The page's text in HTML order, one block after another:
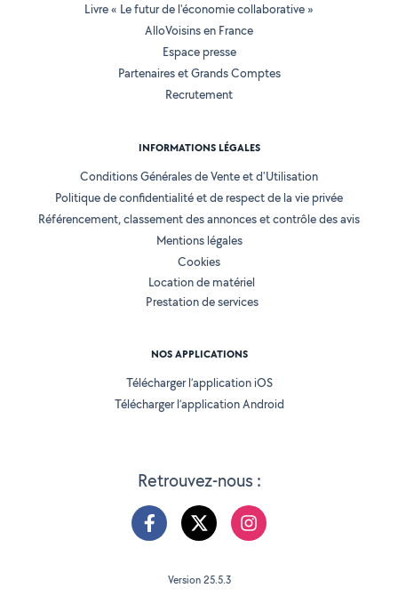
Retrouvez-nous :
Livre « Le futur de l'économie collaborative »
AlloVoisins en France
Espace presse
Partenaires et Grands Comptes
Recrutement
INFORMATIONS LÉGALES
Conditions Générales de Vente et d'Utilisation
Politique de confidentialité et de respect de la vie privée
Référencement, classement des annonces et contrôle des avis
Mentions légales
Cookies
Location de matériel
Prestation de services
NOS APPLICATIONS
Télécharger l’application iOS
Télécharger l’application Android
Version 25.5.3